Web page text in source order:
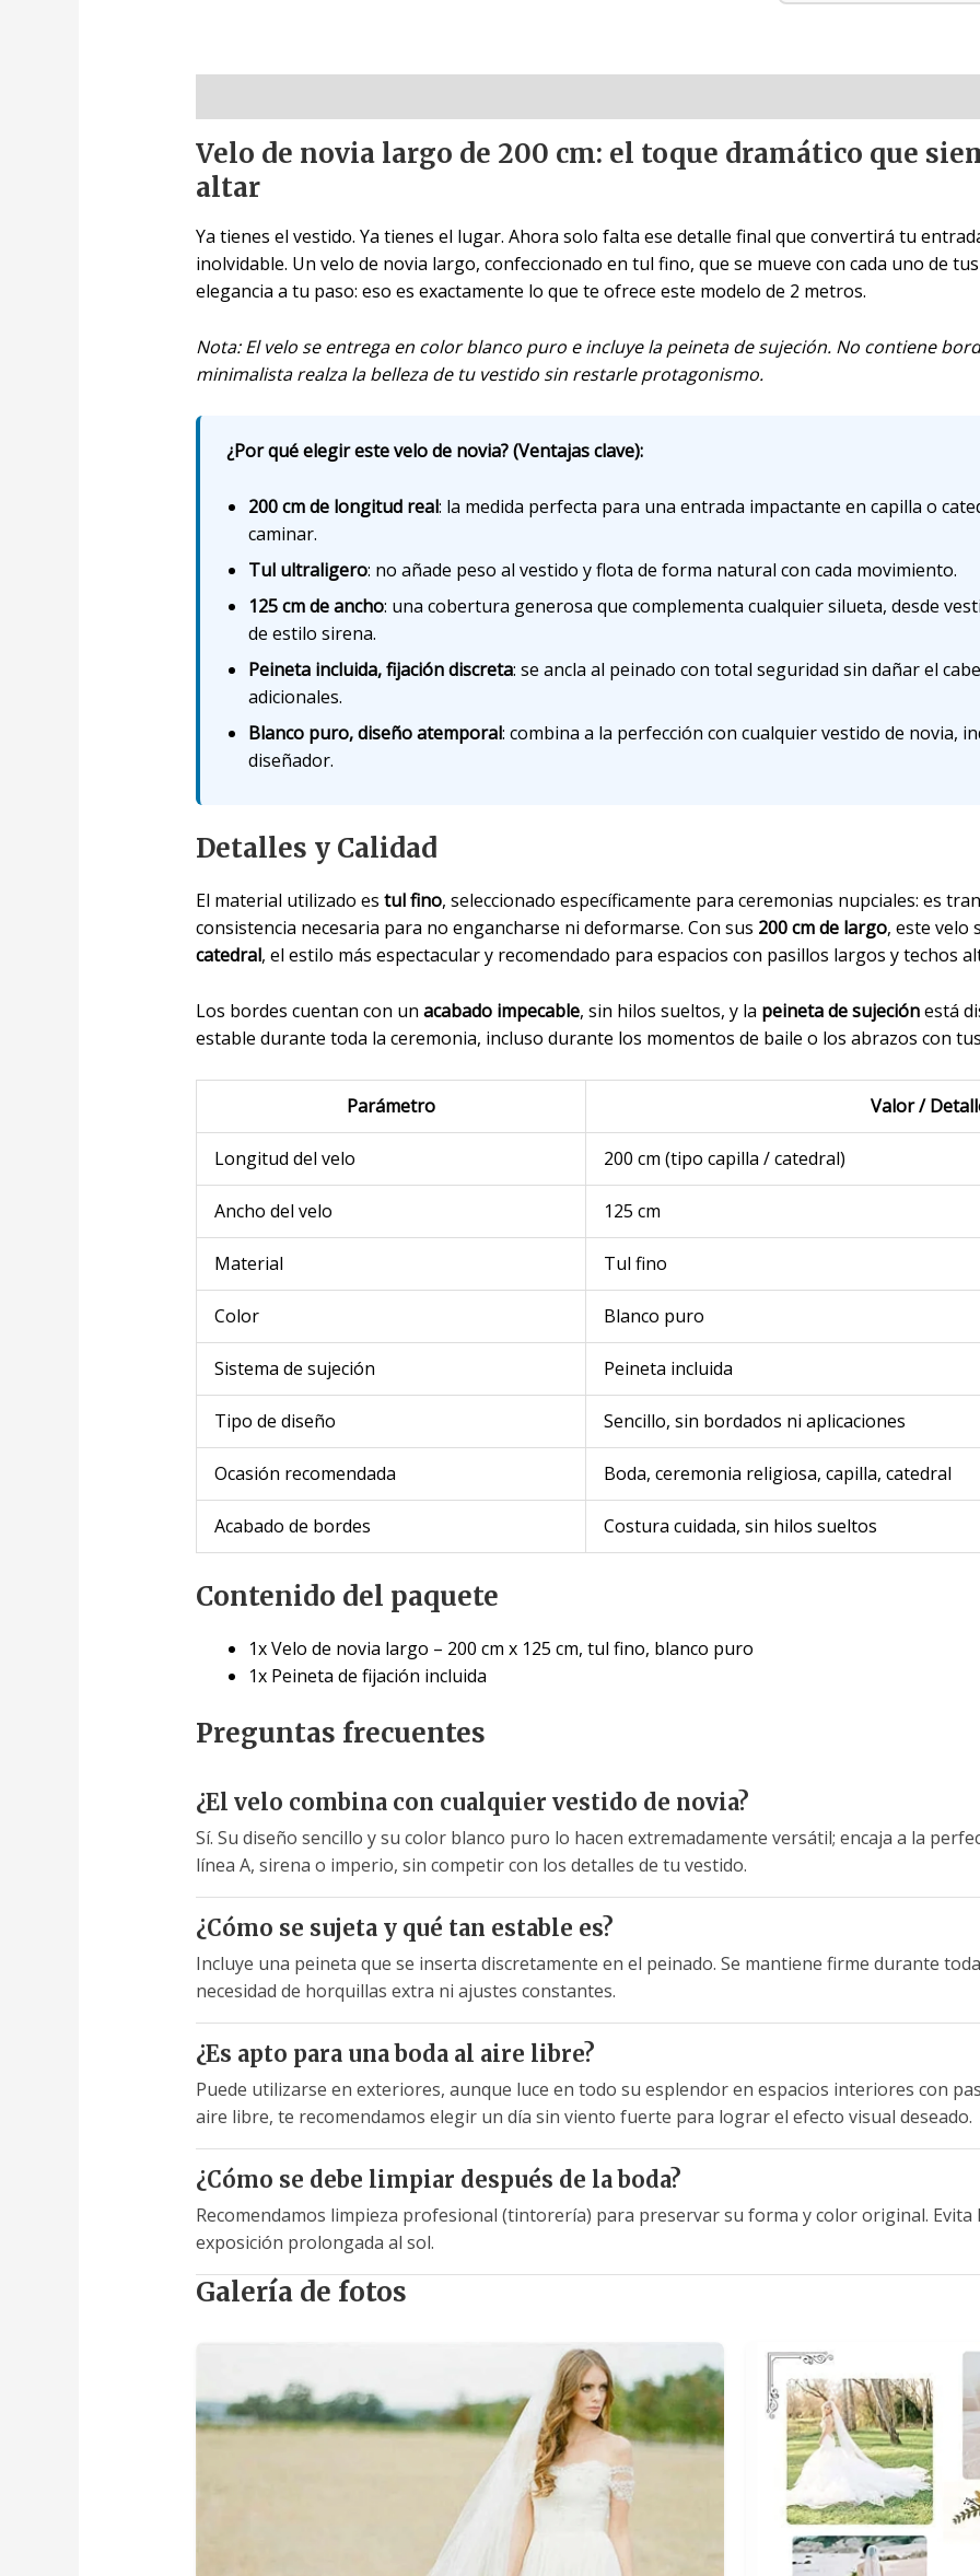
Velo de novia largo de 200 cm: el toque dramático que
altar
Ya tienes el vestido. Ya tienes el lugar. Ahora solo falta ese detalle final que convertirá tu
inolvidable. Un velo de novia largo, confeccionado en tul fino, que se mueve con cada uno de
elegancia a tu paso: eso es exactamente lo que te ofrece este modelo de 2 metros.
Nota: El velo se entrega en color blanco puro e incluye la peineta de sujeción. No contiene
minimalista realza la belleza de tu vestido sin restarle protagonismo.
¿Por qué elegir este velo de novia? (Ventajas clave):
200 cm de longitud real: la medida perfecta para una entrada impactante en capilla o
caminar.
Tul ultraligero: no añade peso al vestido y flota de forma natural con cada movimiento.
125 cm de ancho: una cobertura generosa que complementa cualquier silueta, desde
de estilo sirena.
Peineta incluida, fijación discreta: se ancla al peinado con total seguridad sin dañar el
adicionales.
Blanco puro, diseño atemporal: combina a la perfección con cualquier vestido de novia,
diseñador.
Detalles y Calidad
El material utilizado es tul fino, seleccionado específicamente para ceremonias nupciales: es
consistencia necesaria para no engancharse ni deformarse. Con sus 200 cm de largo, este velo
catedral, el estilo más espectacular y recomendado para espacios con pasillos largos y techos
Los bordes cuentan con un acabado impecable, sin hilos sueltos, y la peineta de sujeciónestá
estable durante toda la ceremonia, incluso durante los momentos de baile o los abrazos con
Parámetro Valor /
Longitud del velo 200 cm (tipo capilla / catedral)
Ancho del velo 125 cm
Material Tul fino
Color Blanco puro
Sistema de sujeción Peineta incluida
Tipo de diseño Sencillo, sin bordados ni aplicaciones
Ocasión recomendada Boda, ceremonia religiosa, capilla, catedral
Acabado de bordes Costura cuidada, sin hilos sueltos
Contenido del paquete
1x Velo de novia largo – 200 cm x 125 cm, tul fino, blanco puro
1x Peineta de fijación incluida
Preguntas frecuentes
¿El velo combina con cualquier vestido de novia?
Sí. Su diseño sencillo y su color blanco puro lo hacen extremadamente versátil; encaja a la
línea A, sirena o imperio, sin competir con los detalles de tu vestido.
¿Cómo se sujeta y qué tan estable es?
Incluye una peineta que se inserta discretamente en el peinado. Se mantiene firme durante
necesidad de horquillas extra ni ajustes constantes.
¿Es apto para una boda al aire libre?
Puede utilizarse en exteriores, aunque luce en todo su esplendor en espacios interiores con
aire libre, te recomendamos elegir un día sin viento fuerte para lograr el efecto visual deseado.
¿Cómo se debe limpiar después de la boda?
Recomendamos limpieza profesional (tintorería) para preservar su forma y color original. Evita
exposición prolongada al sol.
Galería de fotos